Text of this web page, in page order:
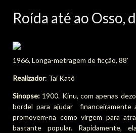
Roída até ao Osso,
1966, Longa-metragem de ficção, 88’
Realizador: Tai Katô
Sinopse: 1900. Kinu, com apenas
bordel para ajudar financeiramente
promovem-na como virgem para
bastante popular. Rapidamente,